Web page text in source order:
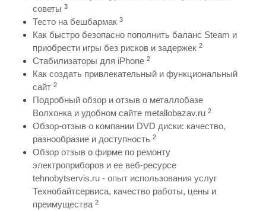
советы 3
Тесто на бешбармак 3
Как быстро безопасно пополнить баланс Steam и
приобрести игры без рисков и задержек 2
Стабилизаторы для iPhone 2
Как создать привлекательный и функциональный
сайт 2
Подробный обзор и отзыв о металлобазе
Волхонка и удобном сайте metallobazav.ru 2
Обзор-отзыв о компании DVD диски: качество,
разнообразие и доступность 2
Обзор отзыв о фирме по ремонту
электроприборов и ее веб-ресурсе
tehnobytservis.ru - опыт использования услуг
Технобайтсервиса, качество работы, цены и
преимущества 2